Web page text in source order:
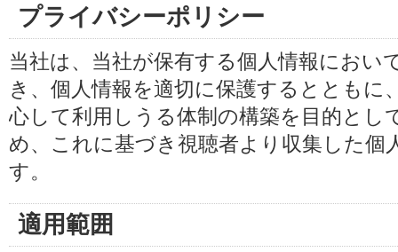
プライバシーポリシー
当社は、当社が保有する個人情報におい
き、個人情報を適切に保護するとともに
心して利用しうる体制の構築を目的とし
め、これに基づき視聴者より収集した個
す。
適用範囲